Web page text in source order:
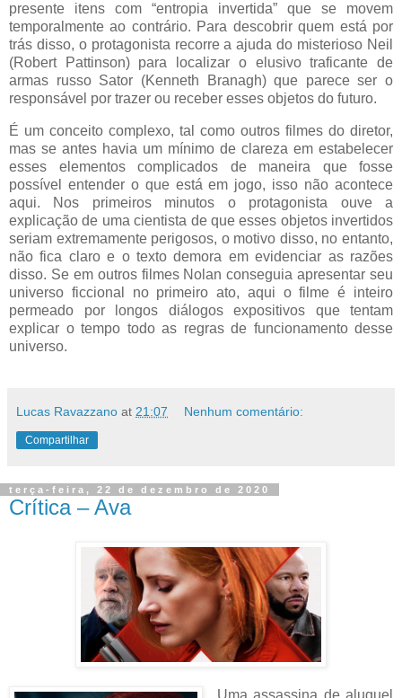
presente itens com “entropia invertida” que se movem
temporalmente ao contrário. Para descobrir quem está por
trás disso, o protagonista recorre a ajuda do misterioso Neil
(Robert Pattinson) para localizar o elusivo traficante de
armas russo Sator (Kenneth Branagh) que parece ser o
responsável por trazer ou receber esses objetos do futuro.
É um conceito complexo, tal como outros filmes do diretor,
mas se antes havia um mínimo de clareza em estabelecer
esses elementos complicados de maneira que fosse
possível entender o que está em jogo, isso não acontece
aqui. Nos primeiros minutos o protagonista ouve a
explicação de uma cientista de que esses objetos invertidos
seriam extremamente perigosos, o motivo disso, no entanto,
não fica claro e o texto demora em evidenciar as razões
disso. Se em outros filmes Nolan conseguia apresentar seu
universo ficcional no primeiro ato, aqui o filme é inteiro
permeado por longos diálogos expositivos que tentam
explicar o tempo todo as regras de funcionamento desse
universo.
Lucas Ravazzano at 21:07 Nenhum comentário:
Compartilhar
terça-feira, 22 de dezembro de 2020
Crítica – Ava
Uma assassina de aluguel